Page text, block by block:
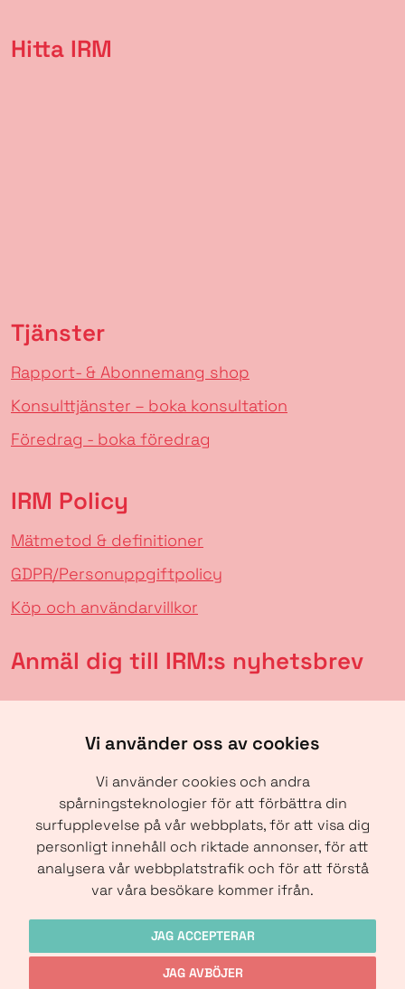
Vi använder oss av cookies
Vi använder cookies och andra
spårningsteknologier för att förbättra din
surfupplevelse på vår webbplats, för att visa dig
personligt innehåll och riktade annonser, för att
analysera vår webbplatstrafik och för att förstå
var våra besökare kommer ifrån.
JAG ACCEPTERAR
JAG AVBÖJER
Hitta IRM
Tjänster
Rapport- & Abonnemang shop
Konsulttjänster – boka konsultation
Föredrag - boka föredrag
IRM Policy
Mätmetod & definitioner
GDPR/Personuppgiftpolicy
Köp och användarvillkor
Anmäl dig till IRM:s nyhetsbrev
SKICKA